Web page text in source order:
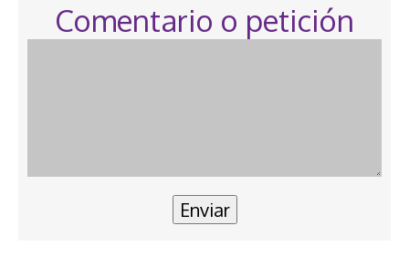
Comentario o petición